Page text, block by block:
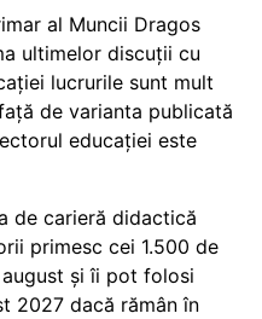
al Muncii Dragos
ultimelor discuții cu
lucrurile sunt mult
de varianta publicată
educației este
de carieră didactică
primesc cei 1.500 de
august și îi pot folosi
2027 dacă rămân în